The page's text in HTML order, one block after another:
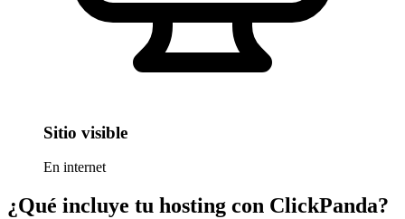
Sitio visible
En internet
¿Qué incluye tu hosting con ClickPanda?